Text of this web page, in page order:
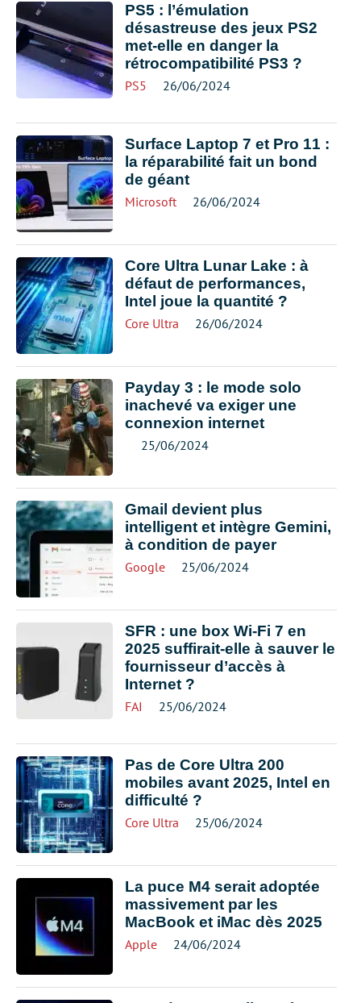
PS5 : l’émulation
désastreuse des jeux PS2
met-elle en danger la
rétrocompatibilité PS3 ?
PS5 26/06/2024
Surface Laptop 7 et Pro 11 :
la réparabilité fait un bond
de géant
Microsoft 26/06/2024
Core Ultra Lunar Lake : à
défaut de performances,
Intel joue la quantité ?
Core Ultra 26/06/2024
Payday 3 : le mode solo
inachevé va exiger une
connexion internet
25/06/2024
Gmail devient plus
intelligent et intègre Gemini,
à condition de payer
Google 25/06/2024
SFR : une box Wi-Fi 7 en
2025 suffirait-elle à sauver le
fournisseur d’accès à
Internet ?
FAI 25/06/2024
Pas de Core Ultra 200
mobiles avant 2025, Intel en
difficulté ?
Core Ultra 25/06/2024
La puce M4 serait adoptée
massivement par les
MacBook et iMac dès 2025
Apple 24/06/2024